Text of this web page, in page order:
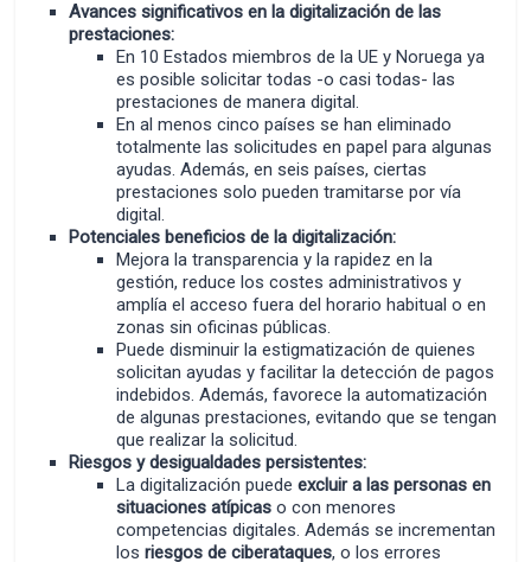
Avances significativos en la digitalización de las
prestaciones:
En 10 Estados miembros de la UE y Noruega ya
es posible solicitar todas -o casi todas- las
prestaciones de manera digital.
En al menos cinco países se han eliminado
totalmente las solicitudes en papel para algunas
ayudas. Además, en seis países, ciertas
prestaciones solo pueden tramitarse por vía
digital.
Potenciales beneficios de la digitalización:
Mejora la transparencia y la rapidez en la
gestión, reduce los costes administrativos y
amplía el acceso fuera del horario habitual o en
zonas sin oficinas públicas.
Puede disminuir la estigmatización de quienes
solicitan ayudas y facilitar la detección de pagos
indebidos. Además, favorece la automatización
de algunas prestaciones, evitando que se tengan
que realizar la solicitud.
Riesgos y desigualdades persistentes:
La digitalización puedeexcluir a las personas en
situaciones atípicas o con menores
competencias digitales. Además se incrementan
losriesgos de ciberataques, o los errores